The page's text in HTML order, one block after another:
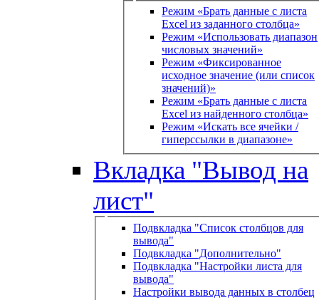
Режим «Брать данные с листа
Excel из заданного столбца»
Режим «Использовать диапазон
числовых значений»
Режим «Фиксированное
исходное значение (или список
значений)»
Режим «Брать данные с листа
Excel из найденного столбца»
Режим «Искать все ячейки /
гиперссылки в диапазоне»
Вкладка "Вывод на
лист"
Подвкладка "Список столбцов для
вывода"
Подвкладка "Дополнительно"
Подвкладка "Настройки листа для
вывода"
Настройки вывода данных в столбец